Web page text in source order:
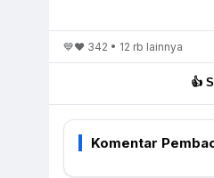
💙❤️ 342 • 12 rb lainnya
👍
Komentar